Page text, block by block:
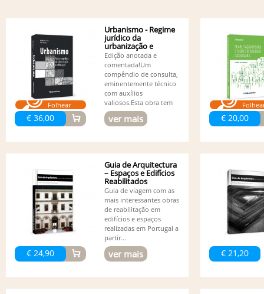
Folhear
€ 36,00
Urbanismo - Regime
jurídico da
urbanização e
edificação
Edição anotada e
comentada!Um
compêndio de consulta,
eminentemente técnico
com auxílios
valiosos.Esta obra tem
a...
ver mais € 20,00
€ 24,90
Guia de Arquitectura
– Espaços e Edifícios
Reabilitados
Guia de viagem com as
mais interessantes obras
de reabilitação em
edifícios e espaços
realizadas em Portugal a
partir...
ver mais € 21,20